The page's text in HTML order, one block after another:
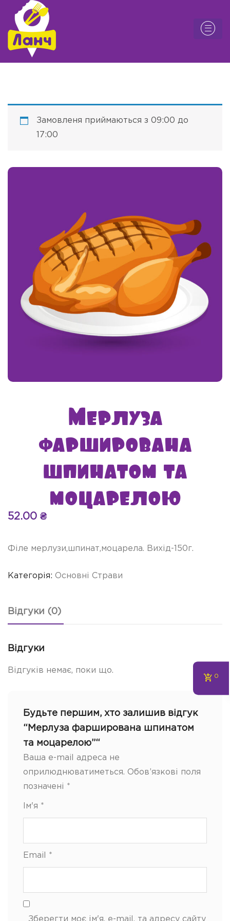
Замовленя приймаються з 09:00 до
17:00
Мерлуза
фарширована
шпинатом та
моцарелою
52.00 ₴
Філе мерлузи,шпинат,моцарела. Вихід-150г.
Категорія: Основні Страви
Відгуки (0)
Відгуки
Відгуків немає, поки що.
Будьте першим, хто залишив відгук
“Мерлуза фарширована шпинатом
та моцарелою”“
Ваша e-mail адреса не
оприлюднюватиметься. Обов’язкові поля
позначені *
Ім'я *
Email *
Зберегти моє ім'я, e-mail, та адресу сайту
0